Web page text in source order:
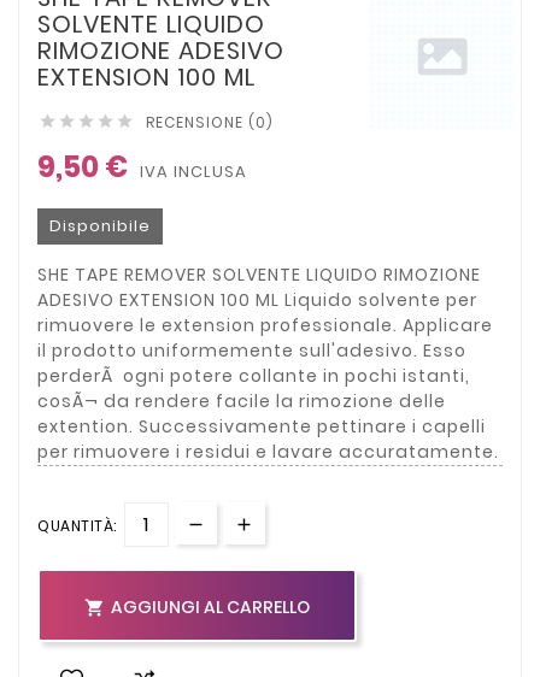
SOLVENTE LIQUIDO
RIMOZIONE ADESIVO
EXTENSION 100 ML
     RECENSIONE (0)
9,50 € IVA INCLUSA
Disponibile
SHE TAPE REMOVER SOLVENTE LIQUIDO RIMOZIONE
ADESIVO EXTENSION 100 ML Liquido solvente per
rimuovere le extension professionale. Applicare
il prodotto uniformemente sull'adesivo. Esso
perderÃ ogni potere collante in pochi istanti,
cosÃ¬ da rendere facile la rimozione delle
extention. Successivamente pettinare i capelli
per rimuovere i residui e lavare accuratamente.
QUANTITÀ:
 AGGIUNGI AL CARRELLO